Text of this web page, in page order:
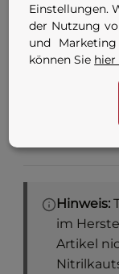
Anschluss
Hinweis:
im
Artikel
Einstellungen.
der Nutzung
und
können Sie hier